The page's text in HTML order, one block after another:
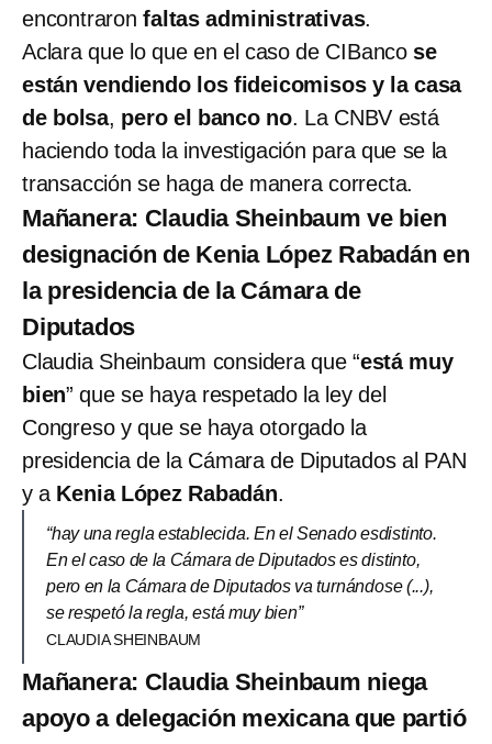
encontraronfaltas administrativas.
Aclara que lo que en el caso de CIBanco se
están vendiendo los fideicomisos y la casa
de bolsa, pero el banco no. La CNBV está
haciendo toda la investigación para que se la
transacción se haga de manera correcta.
Mañanera: Claudia Sheinbaum ve bien
designación de Kenia López Rabadán en
la presidencia de la Cámara de
Diputados
Claudia Sheinbaum considera que “está muy
bien” que se haya respetado la ley del
Congreso y que se haya otorgado la
presidencia de la Cámara de Diputados al PAN
y a Kenia López Rabadán.
“hay una regla establecida. En el Senado esdistinto.
En el caso de la Cámara de Diputados es distinto,
pero en la Cámara de Diputados va turnándose (...),
se respetó la regla, está muy bien”
CLAUDIA SHEINBAUM
Mañanera: Claudia Sheinbaum niega
apoyo a delegación mexicana que partió